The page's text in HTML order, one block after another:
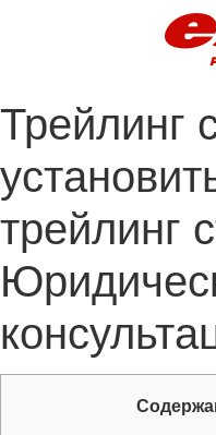
Трейлинг
трейлинг